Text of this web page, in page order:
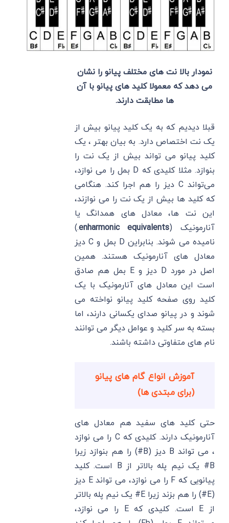
نمودار بالا نت های مختلف پیانو را نشان
می دهد که معمولا کلید های پیانو با آن
ها مطابقت دارند.
قبلا دیدیم که به یک کلید پیانو بیش از
یک نت اختصاص دارد. به بیان بهتر ، یک
کلید پیانو می تواند بیش از یک نت را
بنوازد. مثلا کلیدی که D بمل را می نوازد،
می‌تواند C دیز را هم اجرا کند. هنگامی
که کلید ها بیش از یک نت را می نوازند،
این نت ها، معادل های همدانگ یا
آنارمونیک (enharmonic equivalents
.)
نامیده می شوند. بنابراین D بمل و C دیز
معادل های آنارمونیک هستند. همین
اصل در مورد D دیز و E بمل هم صادق
است این معادل های آنارمونیک با یک
کلید روی صفحه کلید پیانو نواخته می
شوند و در پیانو صدای یکسانی دارند، اما
بسته به سر کلید و عوامل دیگر می توانند
نام های متفاوتی داشته باشند.
آموزش انواع گام های پیانو
(برای مبتدی ها)
حتی کلید های سفید هم معادل های
آنارمونیک دارند. کلیدی که C را می نوازد
، می تواند B دیز (B#) را هم بنوازد زیرا
B# یک نیم پله بالاتر از B است. کلید
پیانویی که F را می نوازد، می تواند E دیز
(E#) را هم بزند زیرا E# یک نیم پله بالاتر
از E است. کلیدی که E را می نوازد،